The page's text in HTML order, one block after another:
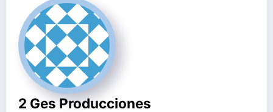
2 Ges Producciones